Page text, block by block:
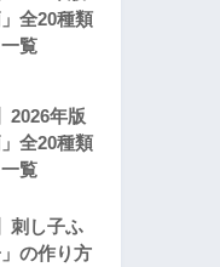
全20種類
覧
2026年版
全20種類
覧
刺し子ふ
の作り方